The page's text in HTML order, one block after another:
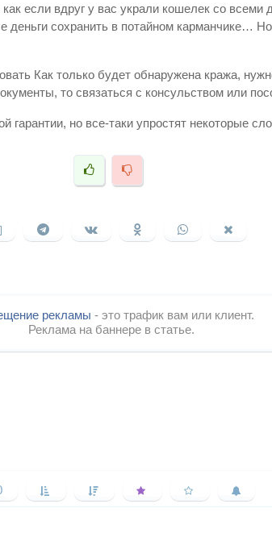
если вдруг у вас украли кошелек со
сохранить в потайном карманчике… Но
Как только будет обнаружена кража,
то связаться с консульством или
гарантии, но все-таки упростят некоторые
рекламы - это трафик вам или клиент.
Реклама на баннере в статье.